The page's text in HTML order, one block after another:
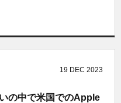
19 DEC 2023
の中で米国でのApple